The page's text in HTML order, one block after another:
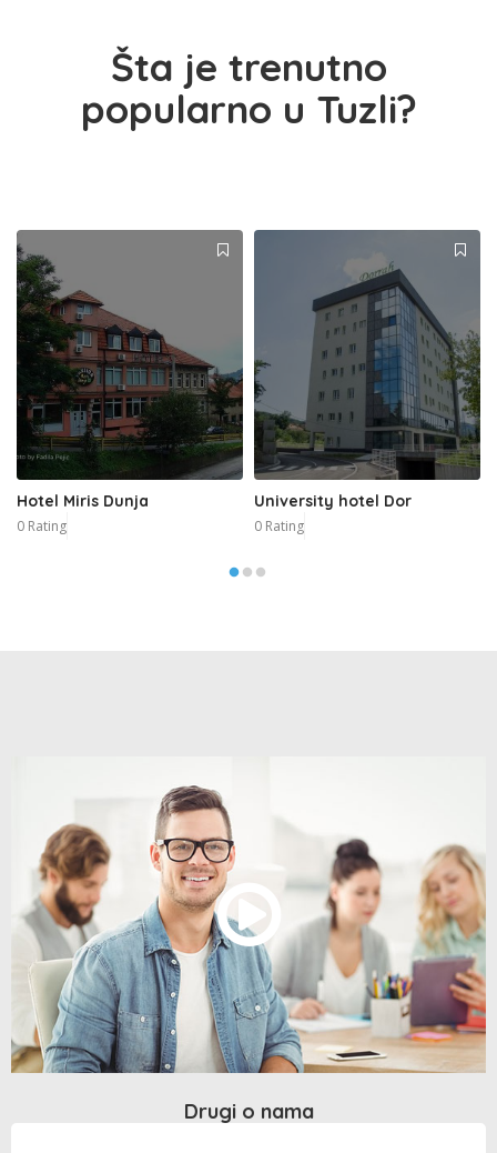
Šta je trenutno
popularno u Tuzli?
Hotel Miris Dunja
0 Rating
University hotel Dor
0 Rating
Drugi o nama